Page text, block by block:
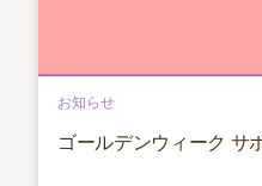
お知らせ
ゴールデンウィーク サ